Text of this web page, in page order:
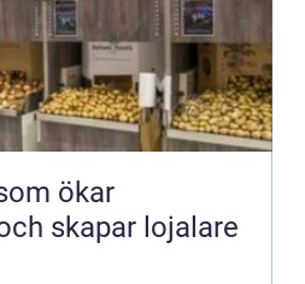
ökar
skapar lojalare